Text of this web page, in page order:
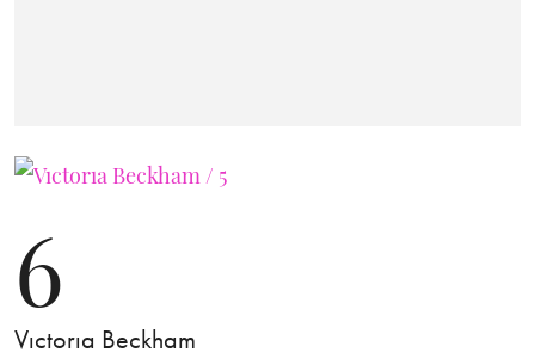
6
Vıctorıa Beckham